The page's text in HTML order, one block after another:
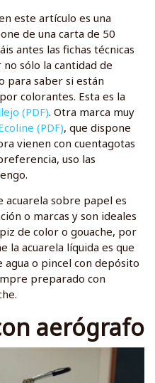
este artículo es una
de una carta de 50
antes las fichas técnicas
sólo la cantidad de
para saber si están
colorantes. Esta es la
(PDF). Otra marca muy
(PDF), que dispone
vienen con cuentagotas
uso las
acuarela sobre papel es
o marcas y son ideales
de color o gouache, por
la acuarela líquida es que
o pincel con depósito
preparado con
aerógrafo